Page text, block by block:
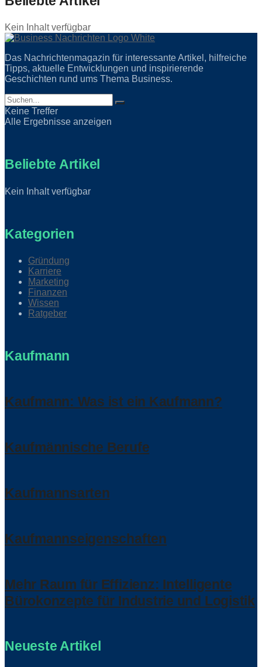
Kein Inhalt verfügbar
Das Nachrichtenmagazin für interessante Artikel, hilfreiche
Tipps, aktuelle Entwicklungen und inspirierende
Geschichten rund ums Thema Business.
Keine Treffer
Alle Ergebnisse anzeigen
Beliebte Artikel
Kein Inhalt verfügbar
Kategorien
Gründung
Karriere
Marketing
Finanzen
Wissen
Ratgeber
Kaufmann
Kaufmann: Was ist ein Kaufmann?
Kaufmännische Berufe
Kaufmannsarten
Kaufmannseigenschaften
Mehr Raum für Effizienz: Intelligente
Bürokonzepte für Industrie und Logistik
Neueste Artikel